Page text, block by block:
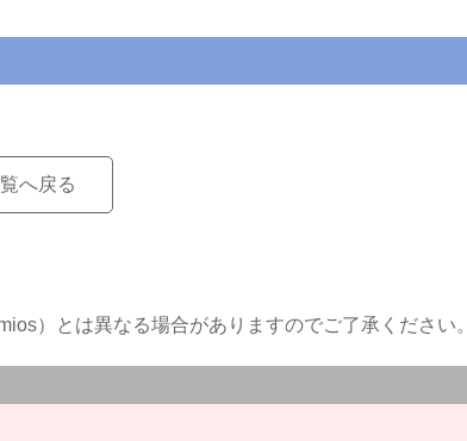
へ戻る
）とは異なる場合がありますのでご了承ください。